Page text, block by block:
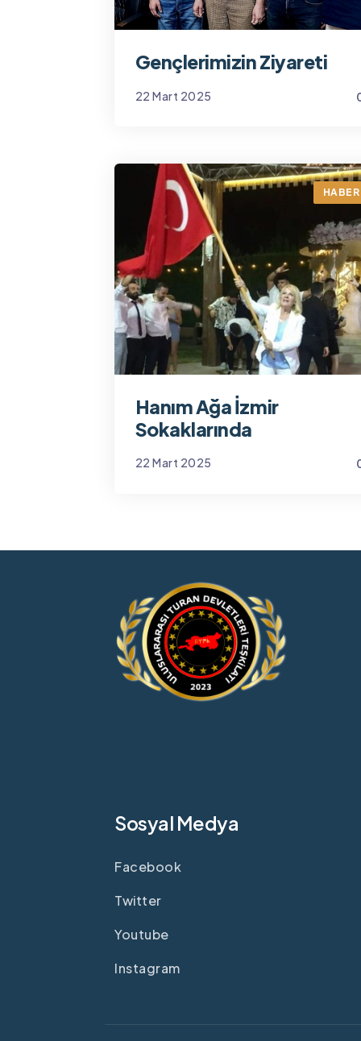
Gençlerimizin Ziyareti
22 Mart 2025
HABER
Hanım Ağa İzmir
Sokaklarında
22 Mart 2025
Sosyal Medya
Facebook
Twitter
Youtube
Instagram